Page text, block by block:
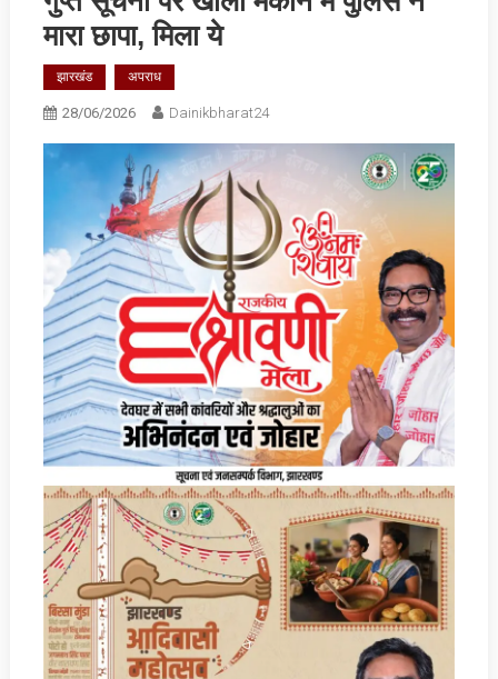
मारा छापा, मिला ये
झारखंड अपराध
28/06/2026 Dainikbharat24